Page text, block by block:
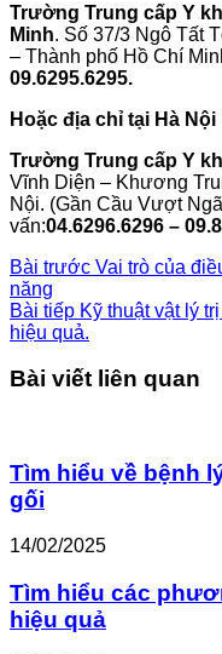
Trường Trung cấp Y
Minh. Số 37/3 Ngô Tất
– Thành phố Hồ Chí
09.6295.6295.
Hoặc địa chỉ tại Hà Nội
Trường Trung cấp Y
Vĩnh Diện – Khương
Nội. (Gần Cầu Vượt
vấn:04.6296.6296 –
Bài trước Vai trò của
năng
Bài tiếp Kỹ thuật vật lý
hiệu quả.
Bài viết liên quan
Tìm hiểu về bệnh
gối
14/02/2025
Tìm hiểu các
hiệu quả